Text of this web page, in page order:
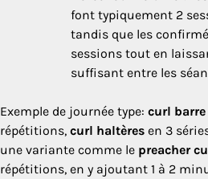
font typiquement 2
tandis que les
sessions tout en
suffisant entre les
Exemple de journée type: curl barre
répétitions, curl haltères en 3
une variante comme le preacher
répétitions, en y ajoutant 1 à 2